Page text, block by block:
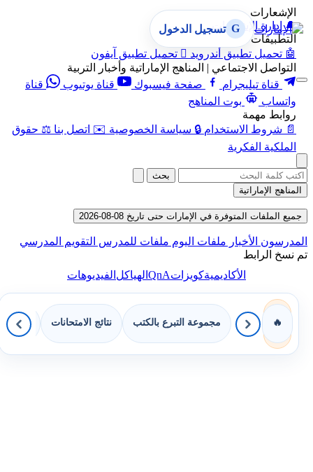
الإشعارات
🔔 إدارة الإشعارات
التطبيقات
🤖 تحميل تطبيق أندرويد  تحميل تطبيق آيفون
التواصل الاجتماعي | المناهج الإماراتية وأخبار التربية
قناة تيليجرام
صفحة فيسبوك قناة يوتيوب
قناة
واتساب
بوت المناهج
روابط مهمة
📄 شروط الاستخدام 🔒 سياسة الخصوصية ✉️ اتصل بنا ⚖️ حقوق
الملكية الفكرية
G تسجيل الدخول
بحث
المناهج الإماراتية
جميع الملفات المتوفرة في الإمارات حتى تاريخ 08-08-2026
المدرسون الأخبار ملفات اليوم ملفات للمدرس التقويم المدرسي
تم نسخ الرابط
الأكاديميةكويزاتQnAالهياكلالفيديوهات
🔥 مجموعة التبرع بالكتب نتائج الامتحانات